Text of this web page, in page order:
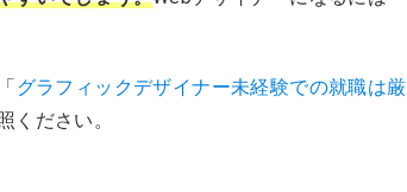
グラフィックデザイナー未経験での就職は厳
ください。